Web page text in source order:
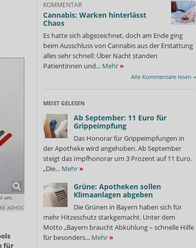
um.
ADHOC
für
KOMMENTAR
Cannabis: Warken hinterlässt
Chaos
Es hatte sich abgezeichnet, doch am Ende ging
beim Ausschluss von Cannabis aus der Erstattung
alles sehr schnell: Über Nacht standen
Patientinnen und... Mehr»
Alle Kommentare lesen »
MEIST GELESEN
Ab September: 11 Euro für
Grippeimpfung
Das Honorar für Grippeimpfungen in
der Apotheke wird angehoben. Ab September
steigt das Impfhonorar um 3 Prozent auf 11 Euro.
„Die... Mehr»
Grüne: Apotheken sollen
Klimaanlagen abgeben
Die Grünen in Bayern haben sich für
mehr Hitzeschutz starkgemacht. Unter dem
Motto „Bayern braucht Abkühlung – schnelle Hilfe
für besonders... Mehr»